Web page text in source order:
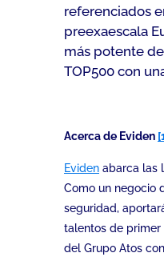
referenciados
preexaescala
más potente
TOP500 con
Acerca de Eviden
Eviden abarca las
Como un negocio
seguridad,
talentos de primer
del Grupo Atos